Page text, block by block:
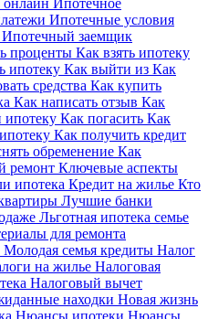
Ипотечные условия
Ипотечный заемщик
проценты Как взять ипотеку
ипотеку Как выйти из Как
средства Как купить
Как написать отзыв Как
ипотеку Как погасить Как
Как получить кредит
обременение Как
ремонт Ключевые аспекты
ипотека Кредит на жилье Кто
Лучшие банки
Льготная ипотека семье
для ремонта
Молодая семья кредиты Налог
на жилье Налоговая
Налоговый вычет
находки Новая жизнь
Нюансы ипотеки Нюансы